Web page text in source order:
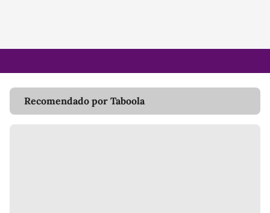
Recomendado por Taboola